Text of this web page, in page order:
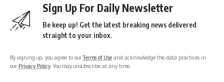
Sign Up For Daily Newsletter
Be keep up! Get the latest breaking news delivered
straight to your inbox.
By signing up, you agree to ourTerms of Use and acknowledge the data practices in
our Privacy Policy. You may unsubscribe at any time.